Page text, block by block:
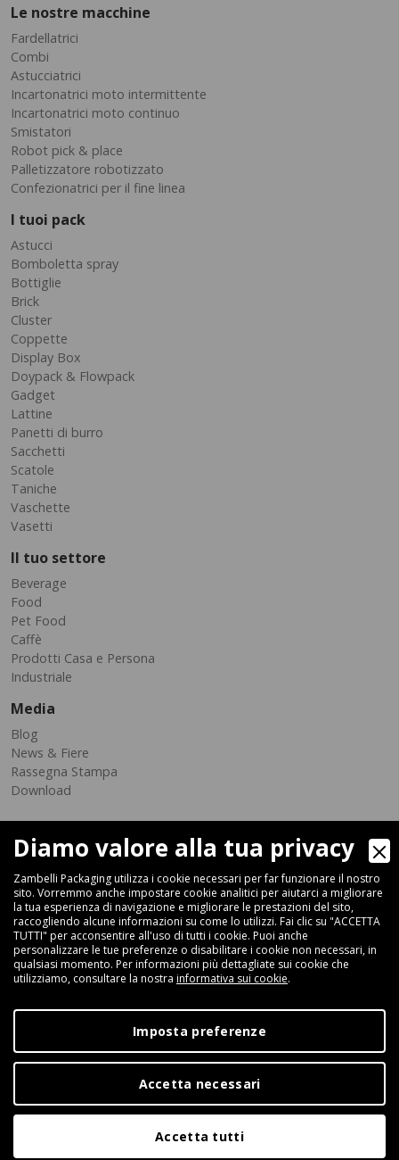
Le nostre macchine
Fardellatrici
Combi
Astucciatrici
Incartonatrici moto intermittente
Incartonatrici moto continuo
Smistatori
Robot pick & place
Palletizzatore robotizzato
Confezionatrici per il fine linea
I tuoi pack
Astucci
Bomboletta spray
Bottiglie
Brick
Cluster
Coppette
Display Box
Doypack & Flowpack
Gadget
Lattine
Panetti di burro
Sacchetti
Scatole
Taniche
Vaschette
Vasetti
Il tuo settore
Beverage
Food
Pet Food
Caffè
Prodotti Casa e Persona
Industriale
Media
Blog
News & Fiere
Rassegna Stampa
Download
Via Ferrara 35-41, 40018 San Pietro In Casale (Bologna) - ITALIA
Fax +39 051 66 68 369
+39 051 66 61 782
P.IVA IT 04212281200 - REA BO-576815
|
Digital Marketing
Diamo valore alla tua privacy
Zambelli Packaging utilizza i cookie necessari per far funzionare il nostro
sito. Vorremmo anche impostare cookie analitici per aiutarci a migliorare
la tua esperienza di navigazione e migliorare le prestazioni del sito,
raccogliendo alcune informazioni su come lo utilizzi. Fai clic su "ACCETTA
TUTTI" per acconsentire all'uso di tutti i cookie. Puoi anche
personalizzare le tue preferenze o disabilitare i cookie non necessari, in
qualsiasi momento. Per informazioni più dettagliate sui cookie che
utilizziamo, consultare la nostra informativa sui cookie.
Imposta preferenze
Accetta necessari
Accetta tutti